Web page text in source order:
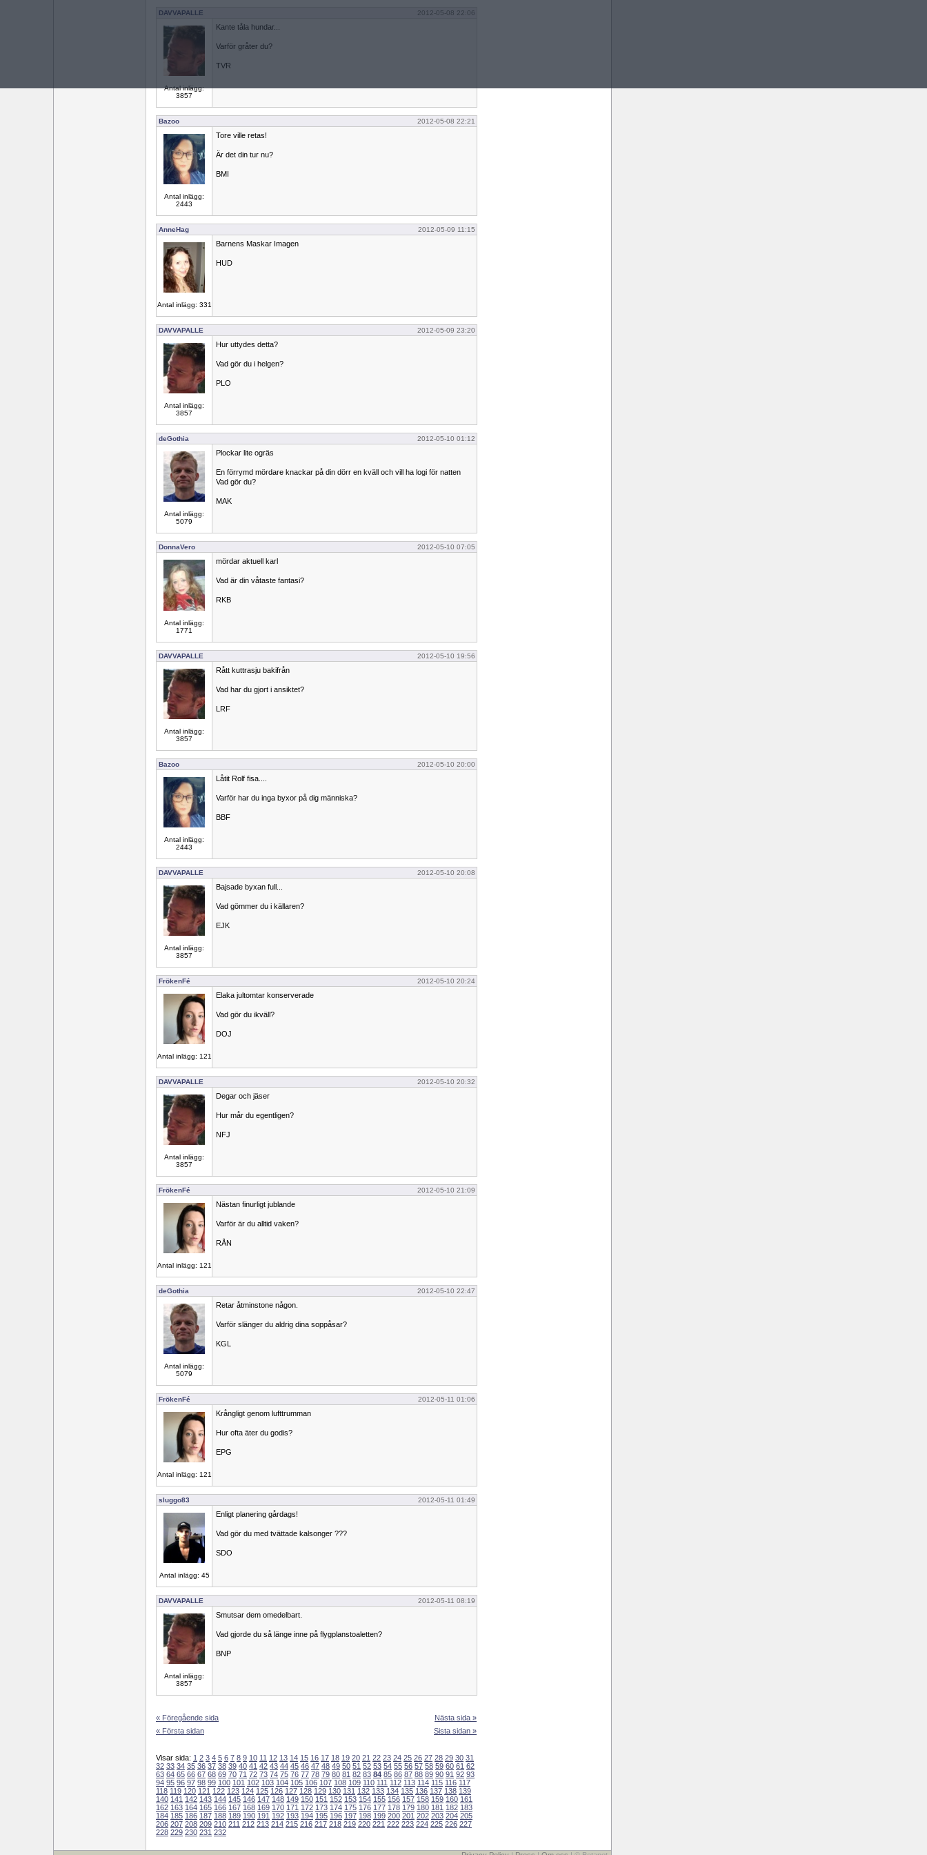
DAVVAPALLE 2012-05-08 22:06
Antal inlägg:
3857
Kante tåla hundar...
Varför gråter du?
TVR
Bazoo 2012-05-08 22:21
Antal inlägg:
2443
Tore ville retas!
Är det din tur nu?
BMI
AnneHag 2012-05-09 11:15
Antal inlägg: 331
Barnens Maskar Imagen
HUD
DAVVAPALLE 2012-05-09 23:20
Antal inlägg:
3857
Hur uttydes detta?
Vad gör du i helgen?
PLO
deGothia 2012-05-10 01:12
Antal inlägg:
5079
Plockar lite ogräs
En förrymd mördare knackar på din dörr en kväll och vill ha logi för natten
Vad gör du?
MAK
DonnaVero 2012-05-10 07:05
Antal inlägg:
1771
mördar aktuell karl
Vad är din våtaste fantasi?
RKB
DAVVAPALLE 2012-05-10 19:56
Antal inlägg:
3857
Rått kuttrasju bakifrån
Vad har du gjort i ansiktet?
LRF
Bazoo 2012-05-10 20:00
Antal inlägg:
2443
Låtit Rolf fisa....
Varför har du inga byxor på dig människa?
BBF
DAVVAPALLE 2012-05-10 20:08
Antal inlägg:
3857
Bajsade byxan full...
Vad gömmer du i källaren?
EJK
FrökenFé 2012-05-10 20:24
Antal inlägg: 121
Elaka jultomtar konserverade
Vad gör du ikväll?
DOJ
DAVVAPALLE 2012-05-10 20:32
Antal inlägg:
3857
Degar och jäser
Hur mår du egentligen?
NFJ
FrökenFé 2012-05-10 21:09
Antal inlägg: 121
Nästan finurligt jublande
Varför är du alltid vaken?
RÅN
deGothia 2012-05-10 22:47
Antal inlägg:
5079
Retar åtminstone någon.
Varför slänger du aldrig dina soppåsar?
KGL
FrökenFé 2012-05-11 01:06
Antal inlägg: 121
Krångligt genom lufttrumman
Hur ofta äter du godis?
EPG
sluggo83 2012-05-11 01:49
Antal inlägg: 45
Enligt planering gårdags!
Vad gör du med tvättade kalsonger ???
SDO
DAVVAPALLE 2012-05-11 08:19
Antal inlägg:
3857
Smutsar dem omedelbart.
Vad gjorde du så länge inne på flygplanstoaletten?
BNP
« Föregående sida
« Första sidan
Nästa sida »
Sista sidan »
Visar sida: 1 2 3 4 5 6 7 8 9 10 11 12 13 14 15 16 17 18 19 20 21 22 23 24 25 26 27 28 29 30 31
32 33 34 35 36 37 38 39 40 41 42 43 44 45 46 47 48 49 50 51 52 53 54 55 56 57 58 59 60 61 62
63 64 65 66 67 68 69 70 71 72 73 74 75 76 77 78 79 80 81 82 83 84 85 86 87 88 89 90 91 92 93
94 95 96 97 98 99 100 101 102 103 104 105 106 107 108 109 110 111 112 113 114 115 116 117
118 119 120 121 122 123 124 125 126 127 128 129 130 131 132 133 134 135 136 137 138 139
140 141 142 143 144 145 146 147 148 149 150 151 152 153 154 155 156 157 158 159 160 161
162 163 164 165 166 167 168 169 170 171 172 173 174 175 176 177 178 179 180 181 182 183
184 185 186 187 188 189 190 191 192 193 194 195 196 197 198 199 200 201 202 203 204 205
206 207 208 209 210 211 212 213 214 215 216 217 218 219 220 221 222 223 224 225 226 227
228 229 230 231 232